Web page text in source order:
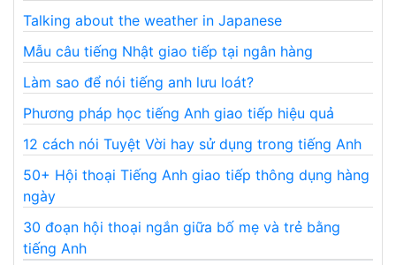
Talking about the weather in Japanese
Mẫu câu tiếng Nhật giao tiếp tại ngân hàng
Làm sao để nói tiếng anh lưu loát?
Phương pháp học tiếng Anh giao tiếp hiệu quả
12 cách nói Tuyệt Vời hay sử dụng trong tiếng Anh
50+ Hội thoại Tiếng Anh giao tiếp thông dụng hàng
ngày
30 đoạn hội thoại ngắn giữa bố mẹ và trẻ bằng
tiếng Anh